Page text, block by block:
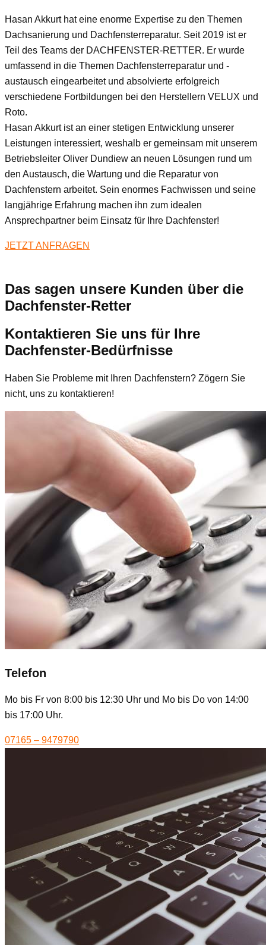
Hasan Akkurt hat eine enorme Expertise zu den Themen
Dachsanierung und Dachfensterreparatur. Seit 2019 ist er
Teil des Teams der DACHFENSTER-RETTER. Er wurde
umfassend in die Themen Dachfensterreparatur und -
austausch eingearbeitet und absolvierte erfolgreich
verschiedene Fortbildungen bei den Herstellern VELUX und
Roto.
Hasan Akkurt ist an einer stetigen Entwicklung unserer
Leistungen interessiert, weshalb er gemeinsam mit unserem
Betriebsleiter Oliver Dundiew an neuen Lösungen rund um
den Austausch, die Wartung und die Reparatur von
Dachfenstern arbeitet. Sein enormes Fachwissen und seine
langjährige Erfahrung machen ihn zum idealen
Ansprechpartner beim Einsatz für Ihre Dachfenster!
JETZT ANFRAGEN
Das sagen unsere Kunden über die
Dachfenster-Retter
Kontaktieren Sie uns für Ihre
Dachfenster-Bedürfnisse
Haben Sie Probleme mit Ihren Dachfenstern? Zögern Sie
nicht, uns zu kontaktieren!
Telefon
Mo bis Fr von 8:00 bis 12:30 Uhr und Mo bis Do von 14:00
bis 17:00 Uhr.
07165 – 9479790